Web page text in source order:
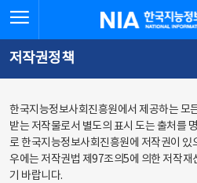
문
로
가
체
뉴
바
가
한국지능정보사회진
저작권정책
한국지능정보사회진흥원에서 제공하는 모
받는 저작물로서 별도의 표시 도는 출처를
로 한국지능정보사회진흥원에 저작권이 있
우에는 저작권법 제97조의5에 의한 저작재
기 바랍니다.